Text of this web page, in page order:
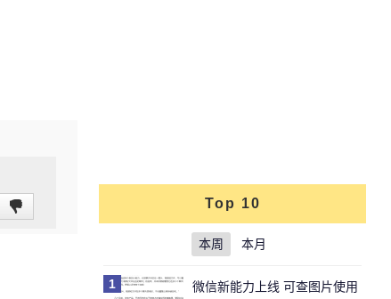
Top 10
本周 本月
1
微信新能力上线 可查图片使用